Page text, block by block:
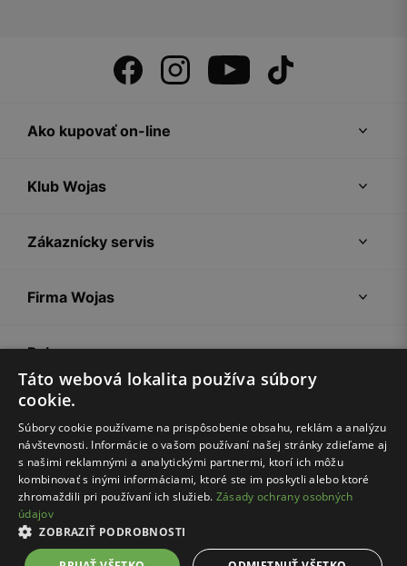
Ako kupovať on-line
Klub Wojas
Zákaznícky servis
Firma Wojas
Pokyny
© Wojas 2026
Nákupný poriadok
Táto webová lokalita používa súbory
cookie.
Súbory cookie používame na prispôsobenie obsahu, reklám a analýzu
návštevnosti. Informácie o vašom používaní našej stránky zdieľame aj
s našimi reklamnými a analytickými partnermi, ktorí ich môžu
kombinovať s inými informáciami, ktoré ste im poskytli alebo ktoré
zhromaždili pri používaní ich služieb. Zásady ochrany osobných
údajov
ZOBRAZIŤ PODROBNOSTI